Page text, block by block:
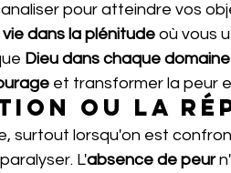
pour atteindre vos
vie dans la plénitude où vous
Dieu dans chaque domaine
et transformer la peur
ou la
surtout lorsqu'on est
L'absence de peur